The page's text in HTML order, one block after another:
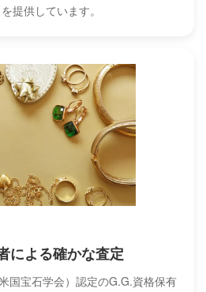
提供しています。
による確かな査定
国宝石学会）認定のG.G.資格保有